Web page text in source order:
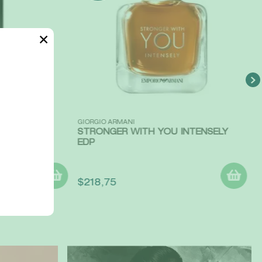
Vista rápida
GIORGIO ARMANI
STRONGER WITH YOU INTENSELY
EDP
$218,75
✕